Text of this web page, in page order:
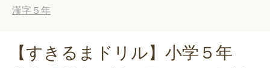
漢字５年
【すきるまドリル】小学５年